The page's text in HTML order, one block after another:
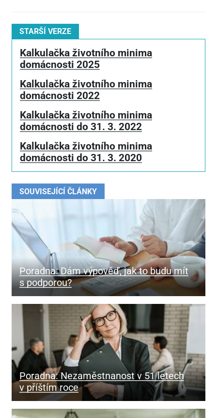
STARŠÍ VERZE
Kalkulačka životního minima
domácnosti 2025
Kalkulačka životního minima
domácnosti 2022
Kalkulačka životního minima
domácnosti do 31. 3. 2022
Kalkulačka životního minima
domácnosti do 31. 3. 2020
SOUVISEJÍCÍ ČLÁNKY
Poradna: Dám výpověď, jak to budu mít
s podporou?
Poradna: Nezaměstnanost v 51 letech
v příštím roce